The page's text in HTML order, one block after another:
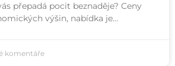
přepadá pocit beznaděje? Ceny
výšin, nabídka je…
komentáře